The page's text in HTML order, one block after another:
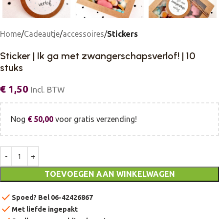
Home Cadeautje accessoires Stickers
Sticker | Ik ga met zwangerschapsverlof! | 10
stuks
€ 1,50 Incl. BTW
Nog €50,00 voor gratis verzending!
TOEVOEGEN AAN WINKELWAGEN
check Spoed? Bel 06-42426867
check Met liefde ingepakt